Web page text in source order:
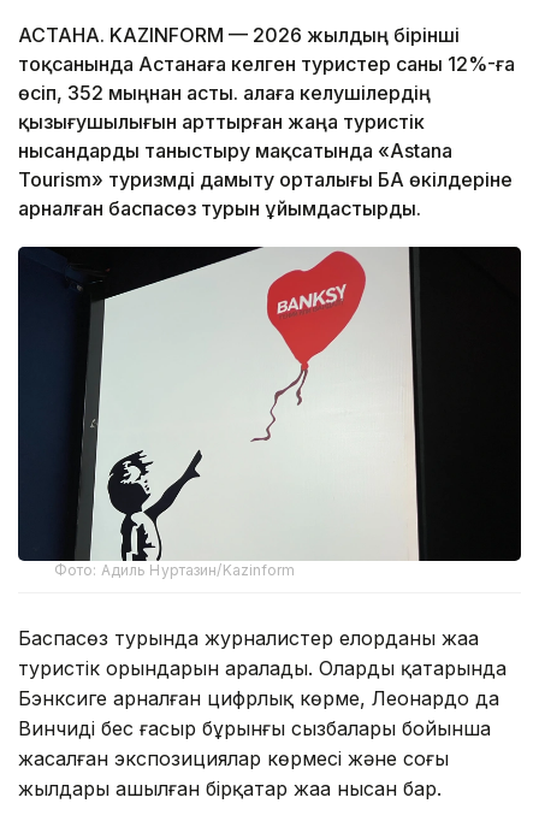
АСТАНА. KAZINFORM — 2026 жылдың бірінші
тоқсанында Астанаға келген туристер саны 12%-ға
өсіп, 352 мыңнан асты. Қалаға келушілердің
қызығушылығын арттырған жаңа туристік
нысандарды таныстыру мақсатында «Astana
Tourism» туризмді дамыту орталығы БАҚ өкілдеріне
арналған баспасөз турын ұйымдастырды.
Фото: Адиль Нуртазин/Kazinform
Баспасөз турында журналистер елорданың жаңа
туристік орындарын аралады. Олардың қатарында
Бэнксиге арналған цифрлық көрме, Леонардо да
Винчидің бес ғасыр бұрынғы сызбалары бойынша
жасалған экспозициялар көрмесі және соңғы
жылдары ашылған бірқатар жаңа нысан бар.